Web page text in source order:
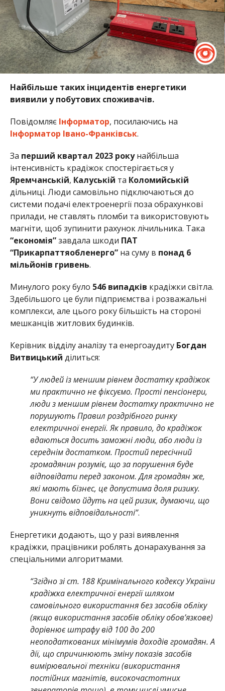
Найбільше таких інцидентів енергетики
виявили у побутових споживачів.
Повідомляє Інформатор, посилаючись на
Інформатор Івано-Франківськ.
За перший квартал 2023 рокунайбільша
інтенсивність крадіжок спостерігається у
Яремчанській, Калуській та Коломийській
дільниці. Люди самовільно підключаються до
системи подачі електроенергії поза обрахункові
прилади, не ставлять пломби та використовують
магніти, щоб зупинити рахунок лічильника. Така
“економія”завдала шкоди ПАТ
“Прикарпаттяобленерго”на суму в понад 6
мільйонів гривень.
Минулого року було 546 випадків крадіжки світла.
Здебільшого це були підприємства і розважальні
комплекси, але цього року більшість на стороні
мешканців житлових будинків.
Керівник відділу аналізу та енергоаудиту Богдан
Витвицький ділиться:
“У людей із меншим рівнем достатку крадіжок
ми практично не фіксуємо. Прості пенсіонери,
люди з меншим рівнем достатку практично не
порушують Правил роздрібного ринку
електричної енергії. Як правило, до крадіжок
вдаються досить заможні люди, або люди із
середнім достатком. Простий пересічний
громадянин розуміє, що за порушення буде
відповідати перед законом. Для громадян же,
які мають бізнес, це допустима доля ризику.
Вони свідомо йдуть на цей ризик, думаючи, що
уникнуть відповідальності”.
Енергетики додають, що у разі виявлення
крадіжки, працівники роблять донарахування за
спеціальними алгоритмами.
“Згідно зі ст. 188 Кримінального кодексу України
крадіжка електричної енергії шляхом
самовільного використання без засобів обліку
(якщо використання засобів обліку обов’язкове)
дорівнює штрафу від 100 до 200
неоподаткованих мінімумів доходів громадян. А
дії, що спричинюють зміну показів засобів
вимірювальної техніки (використання
постійних магнітів, високочастотних